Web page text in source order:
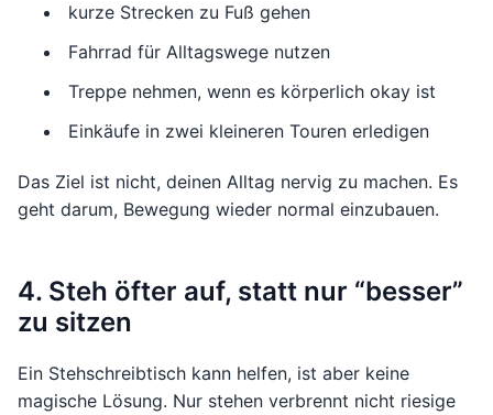
kurze Strecken zu Fuß gehen
Fahrrad für Alltagswege nutzen
Treppe nehmen, wenn es körperlich okay ist
Einkäufe in zwei kleineren Touren erledigen
Das Ziel ist nicht, deinen Alltag nervig zu machen. Es
geht darum, Bewegung wieder normal einzubauen.
4. Steh öfter auf, statt nur “besser”
zu sitzen
Ein Stehschreibtisch kann helfen, ist aber keine
magische Lösung. Nur stehen verbrennt nicht riesige